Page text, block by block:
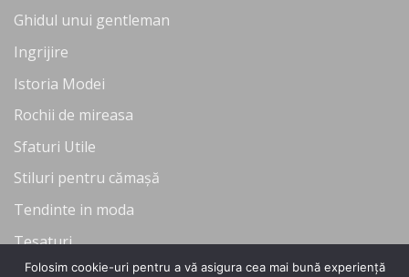
Ghidul unui gentleman
Ingrijire
Istoria Modei
Rochii de mireasa
Sfaturi Utile
Stiluri pentru cămașă
Tendinte in moda
Tesaturi
Uncategorized
Folosim cookie-uri pentru a vă asigura cea mai bună experiență